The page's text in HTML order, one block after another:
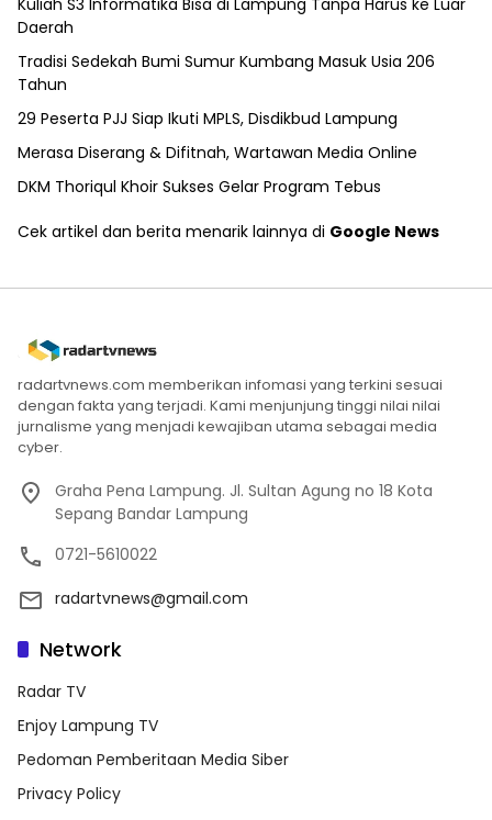
Daerah
Tradisi Sedekah Bumi Sumur Kumbang Masuk Usia 206
Tahun
29 Peserta PJJ Siap Ikuti MPLS, Disdikbud Lampung
Merasa Diserang & Difitnah, Wartawan Media Online
DKM Thoriqul Khoir Sukses Gelar Program Tebus
Cek artikel dan berita menarik lainnya di Google News
radartvnews.com memberikan infomasi yang terkini sesuai
dengan fakta yang terjadi. Kami menjunjung tinggi nilai nilai
jurnalisme yang menjadi kewajiban utama sebagai media
cyber.
Graha Pena Lampung. Jl. Sultan Agung no 18 Kota
Sepang Bandar Lampung
0721-5610022
radartvnews@gmail.com
Network
Radar TV
Enjoy Lampung TV
Pedoman Pemberitaan Media Siber
Privacy Policy